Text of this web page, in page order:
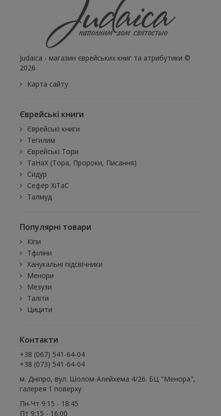
Judaica - магазин єврейських книг та атрибутики ©
2026
Карта сайту
Єврейські книги
Єврейські книги
Тегилим
Єврейські Тори
ТаНаХ (Тора, Пророки, Писання)
Сидур
Сефер ХіТаС
Талмуд
Популярні товари
Кіпи
Тфіліни
Ханукальні підсвічники
Менори
Мезузи
Таліти
Цицити
Контакти
+38 (067) 541-64-04
+38 (073) 541-64-04
м. Дніпро, вул. Шолом-Алейхема 4/26. БЦ "Менора",
галерея 1 поверху
Пн-Чт 9:15 - 18:45
Пт 9:15 - 16:00